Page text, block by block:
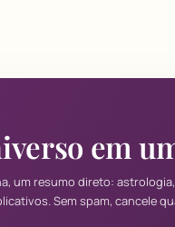
em
um resumo direto:
Sem spam, cancele